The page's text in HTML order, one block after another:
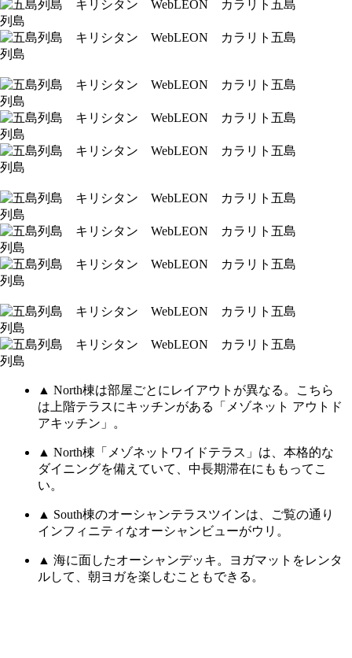
▲ North棟は部屋ごとにレイアウトが異なる。こちら
は上階テラスにキッチンがある「メゾネット アウトド
アキッチン」。
▲ North棟「メゾネットワイドテラス」は、本格的な
ダイニングを備えていて、中長期滞在にももってこ
い。
▲ South棟のオーシャンテラスツインは、ご覧の通り
インフィニティなオーシャンビューがウリ。
▲ 海に面したオーシャンデッキ。ヨガマットをレンタ
ルして、朝ヨガを楽しむこともできる。